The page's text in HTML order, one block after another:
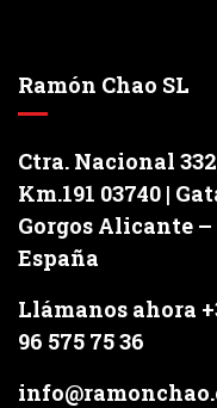
Ramón Chao SL
Ctra. Nacional
Km.191 03740 |
Gorgos Alicante –
España
Llámanos ahora
96 575 75 36